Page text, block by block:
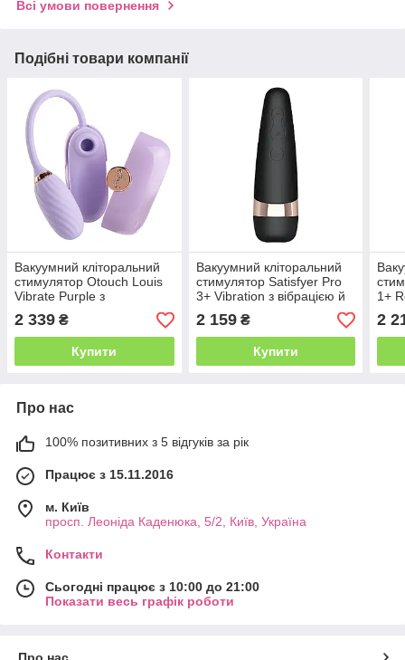
Всі умови повернення
Подібні товари компанії
Вакуумний кліторальний
стимулятор Otouch Louis
Vibrate Purple з
віброяйцем, у кейсі
2 339 ₴
Купити
Вакуумний кліторальний
стимулятор Satisfyer Pro
3+ Vibration з вібрацією й
дуже м'яким кінчиком
2 159₴
Купити
1+
2
Про нас
100% позитивних з 5 відгуків за рік
Працює з 15.11.2016
м. Київ
просп. Леоніда Каденюка, 5/2, Київ, Україна
Контакти
Сьогодні працює з 10:00 до 21:00
Показати весь графік роботи